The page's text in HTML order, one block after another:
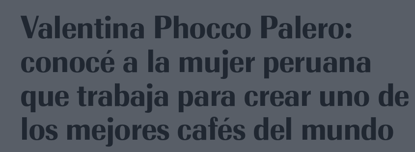
Valentina Phocco Palero:
conocé a la mujer peruana
que trabaja para crear uno de
los mejores cafés del mundo